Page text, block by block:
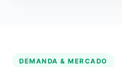
DEMANDA & MERCADO